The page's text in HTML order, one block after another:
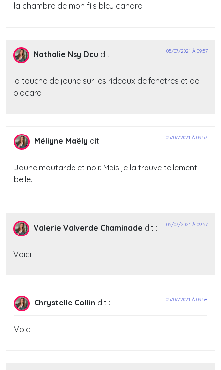
la chambre de mon fils bleu canard
Nathalie Nsy Dcu dit : 05/07/2021 À 09:57
la touche de jaune sur les rideaux de fenetres et de
placard
Méliyne Maëly dit : 05/07/2021 À 09:57
Jaune moutarde et noir. Mais je la trouve tellement
belle.
Valerie Valverde Chaminade dit : 05/07/2021 À 09:57
Voici
Chrystelle Collin dit : 05/07/2021 À 09:58
Voici